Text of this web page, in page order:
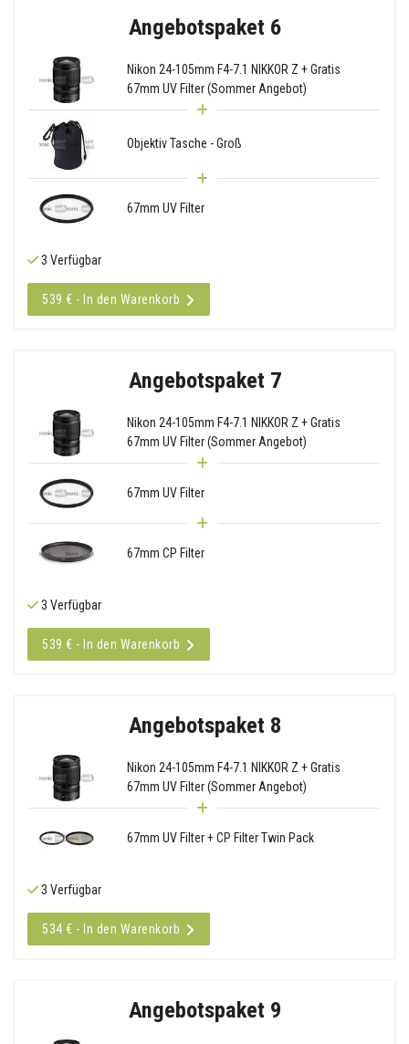
Angebotspaket 6
Nikon 24-105mm F4-7.1 NIKKOR Z + Gratis
67mm UV Filter (Sommer Angebot)
Objektiv Tasche - Groß
67mm UV Filter
3 Verfügbar
539 € - In den Warenkorb
Angebotspaket 7
Nikon 24-105mm F4-7.1 NIKKOR Z + Gratis
67mm UV Filter (Sommer Angebot)
67mm UV Filter
67mm CP Filter
3 Verfügbar
539 € - In den Warenkorb
Angebotspaket 8
Nikon 24-105mm F4-7.1 NIKKOR Z + Gratis
67mm UV Filter (Sommer Angebot)
67mm UV Filter + CP Filter Twin Pack
3 Verfügbar
534 € - In den Warenkorb
Angebotspaket 9